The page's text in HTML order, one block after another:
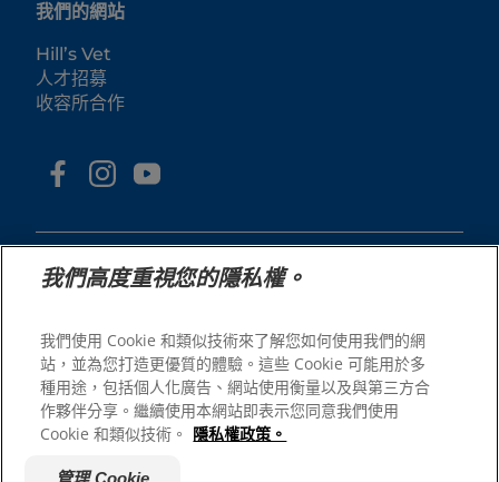
我們的網站
Hill’s Vet
人才招募
收容所合作
© 2025 Hill's Pet Nutrition, Inc.
All rights reserved.
As used herein, denotes registered trademark status
in the U.S. only; registration status in other
geographies may be different. Your use of this site is
subject to our terms.
我們高度重視您的隱私權。
我們使用 Cookie 和類似技術來了解您如何使用我們的網
站，並為您打造更優質的體驗。這些 Cookie 可能用於多
種用途，包括個人化廣告、網站使用衡量以及與第三方合
作夥伴分享。繼續使用本網站即表示您同意我們使用
Cookie 和類似技術。 隱私權政策。
管理 Cookie